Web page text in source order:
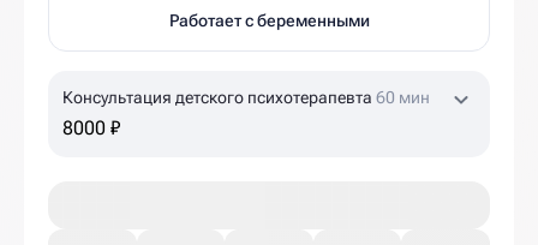
Работает с беременными
Консультация детского психотерапевта 60 мин
8000 ₽